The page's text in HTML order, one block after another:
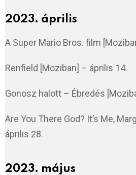
2023. április
A Super Mario Bros. film
Renfield [Moziban] – április 14.
Gonosz halott – Ébredés
Are You There God? It’s Me,
április 28.
2023. május